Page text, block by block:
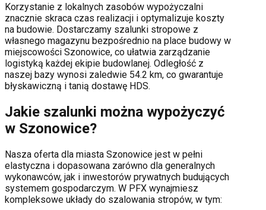
Korzystanie z lokalnych zasobów wypożyczalni
znacznie skraca czas realizacji i optymalizuje koszty
na budowie. Dostarczamy szalunki stropowe z
własnego magazynu bezpośrednio na place budowy w
miejscowości Szonowice, co ułatwia zarządzanie
logistyką każdej ekipie budowlanej. Odległość z
naszej bazy wynosi zaledwie 54.2 km, co gwarantuje
błyskawiczną i tanią dostawę HDS.
Jakie szalunki można wypożyczyć
w Szonowice?
Nasza oferta dla miasta Szonowice jest w pełni
elastyczna i dopasowana zarówno dla generalnych
wykonawców, jak i inwestorów prywatnych budujących
systemem gospodarczym. W PFX wynajmiesz
kompleksowe układy do szalowania stropów, w tym: